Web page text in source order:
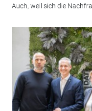
Auch, weil sich die